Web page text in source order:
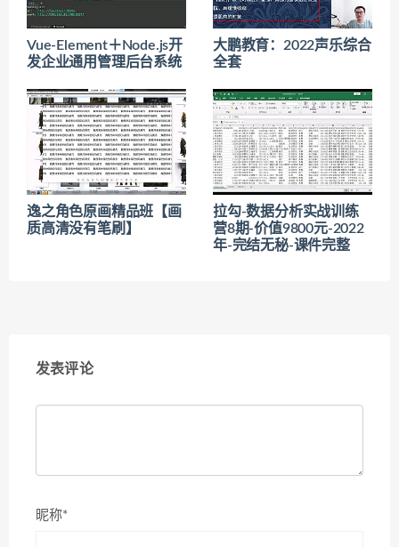
Vue-Element＋Node.js开
发企业通用管理后台系统
大鹏教育：2022声乐综合
全套
逸之角色原画精品班【画
质高清没有笔刷】
拉勾-数据分析实战训练
营8期-价值9800元-2022
年-完结无秘-课件完整
发表评论
昵称*